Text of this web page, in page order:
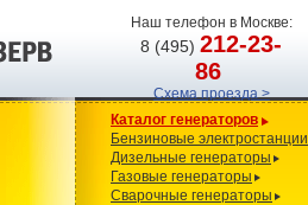
Наш телефон в Москве:
8 (495)212-23-
86
Схема проезда >
Каталог генераторов
Бензиновые электростанции
Дизельные генераторы
Газовые генераторы
Сварочные генераторы